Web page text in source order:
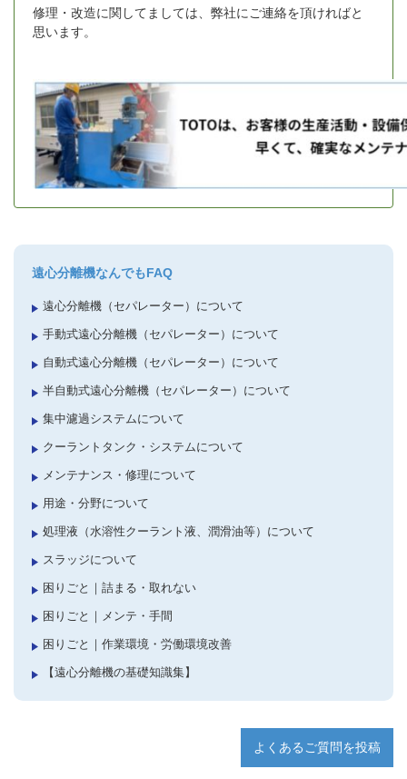
修理・改造に関してましては、弊社にご連絡を頂ければと
思います。
遠心分離機なんでもFAQ
遠心分離機（セパレーター）について
手動式遠心分離機（セパレーター）について
自動式遠心分離機（セパレーター）について
半自動式遠心分離機（セパレーター）について
集中濾過システムについて
クーラントタンク・システムについて
メンテナンス・修理について
用途・分野について
処理液（水溶性クーラント液、潤滑油等）について
スラッジについて
困りごと｜詰まる・取れない
困りごと｜メンテ・手間
困りごと｜作業環境・労働環境改善
【遠心分離機の基礎知識集】
よくあるご質問を投稿